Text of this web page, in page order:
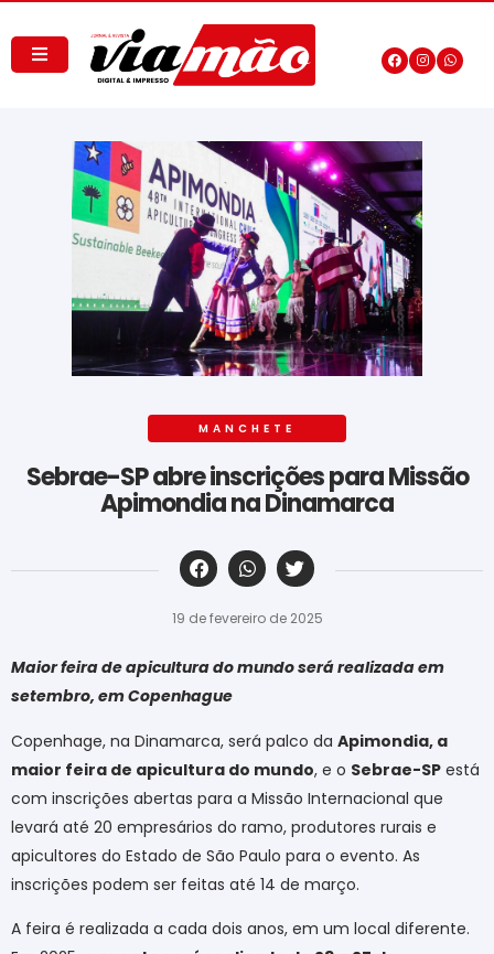
MANCHETE
Sebrae-SP abre inscrições para Missão
Apimondia na Dinamarca
‎ ‎ ‎ ‎ ‎ ‎ ‎ ‎ ‎ ‎ ‎ ‎ ‎ ‎ ‎ ‎ ‎ ‎ ‎ ‎ ‎ ‎ ‎ ‎ ‎ ‎ ‎ ‎ ‎ ‎ ‎
19 de fevereiro de 2025
Maior feira de apicultura do mundo será realizada em
setembro, em Copenhague
Copenhage, na Dinamarca, será palco da Apimondia, a
maior feira de apicultura do mundo, e o Sebrae-SP está
com inscrições abertas para a Missão Internacional que
levará até 20 empresários do ramo, produtores rurais e
apicultores do Estado de São Paulo para o evento. As
inscrições podem ser feitas até 14 de março.
A feira é realizada a cada dois anos, em um local diferente.